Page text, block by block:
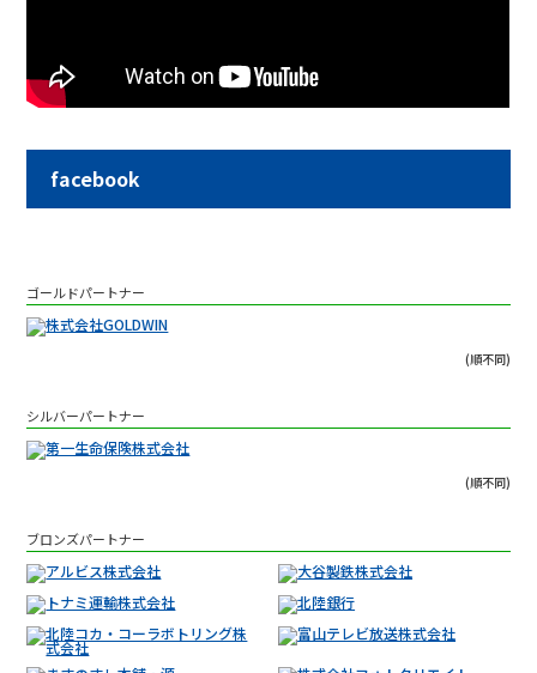
facebook
ゴールドパートナー
(順不同)
シルバーパートナー
(順不同)
ブロンズパートナー